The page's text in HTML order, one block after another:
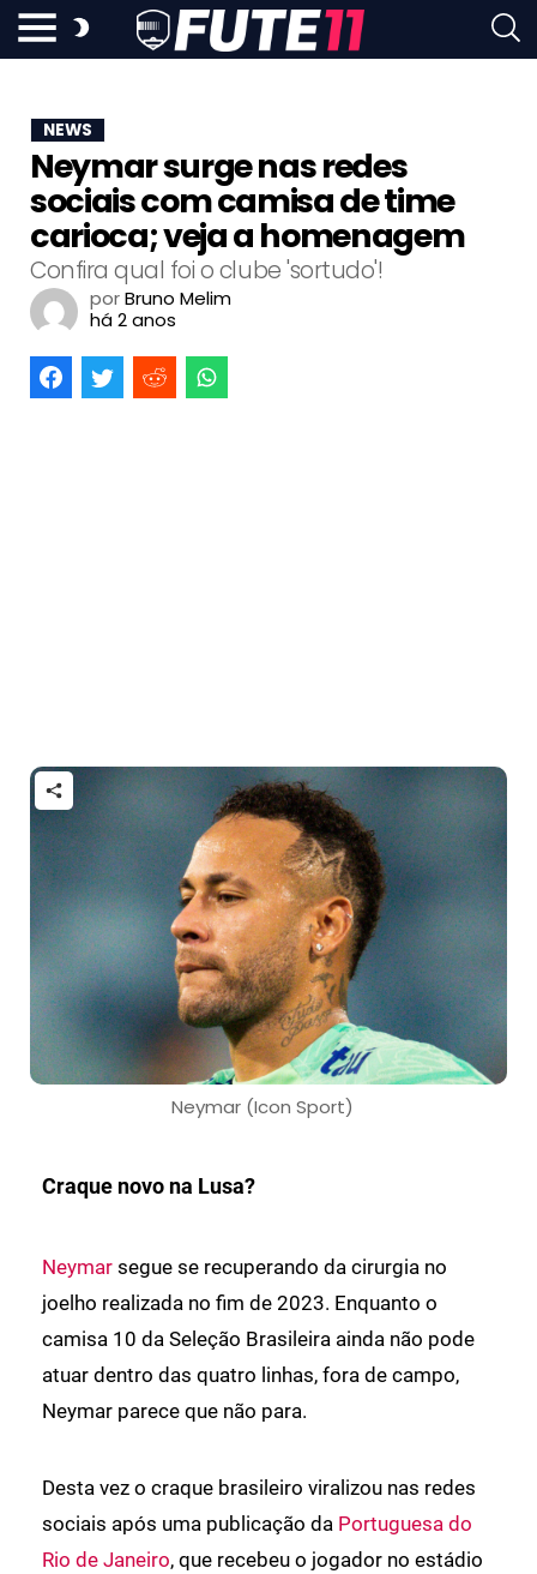
NEWS
Neymar surge nas redes
sociais com camisa de time
carioca; veja a homenagem
Confira qual foi o clube 'sortudo'!
porBruno Melim
há 2 anos
Neymar (Icon Sport)
Craque novo na Lusa?
Neymar segue se recuperando da cirurgia no
joelho realizada no fim de 2023. Enquanto o
camisa 10 da Seleção Brasileira ainda não pode
atuar dentro das quatro linhas, fora de campo,
Neymar parece que não para.
Desta vez o craque brasileiro viralizou nas redes
sociais após uma publicação da Portuguesa do
Rio de Janeiro, que recebeu o jogador no estádio